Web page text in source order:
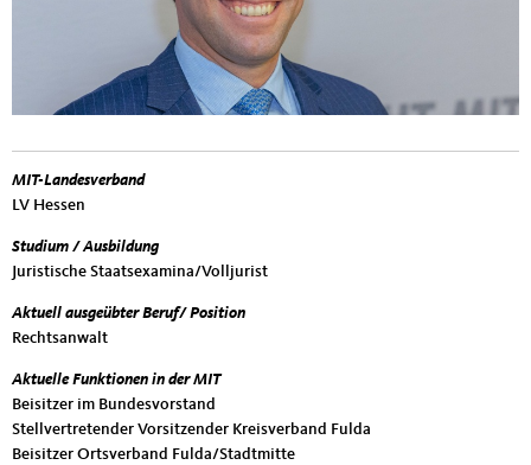
MIT-Landesverband
LV Hessen
Studium / Ausbildung
Juristische Staatsexamina/Volljurist
Aktuell ausgeübter Beruf/ Position
Rechtsanwalt
Aktuelle Funktionen in der MIT
Beisitzer im Bundesvorstand
Stellvertretender Vorsitzender Kreisverband Fulda
Beisitzer Ortsverband Fulda/Stadtmitte